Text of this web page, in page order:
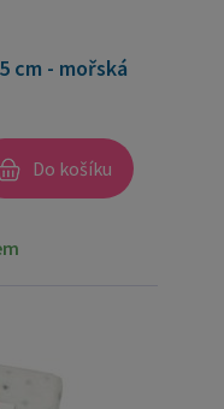
cm - mořská
Do košíku